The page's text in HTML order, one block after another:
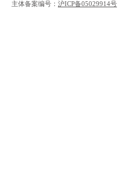
主体备案编号： 沪ICP备05029914号